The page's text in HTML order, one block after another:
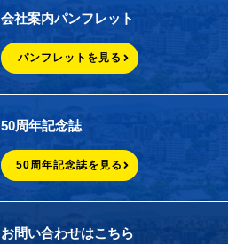
会社案内パンフレット
パンフレットを見る
50周年記念誌
50周年記念誌を見る
お問い合わせはこちら